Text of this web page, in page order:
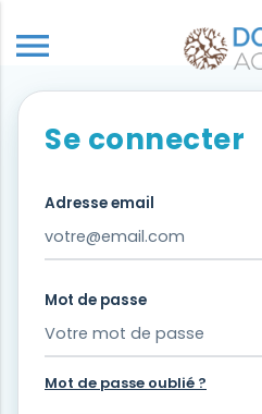
menu
Se connecter
Adresse email
Mot de passe
Mot de passe oublié ?